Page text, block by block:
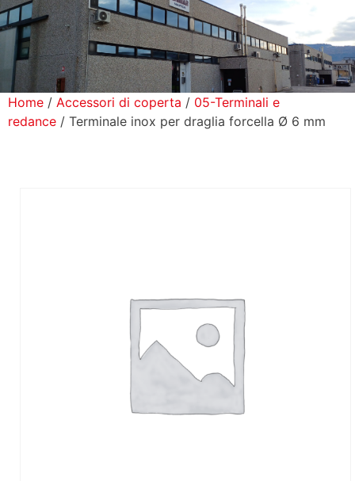
Prodotti
Home / Accessori di coperta / 05-Terminali e
redance / Terminale inox per draglia forcella Ø 6 mm